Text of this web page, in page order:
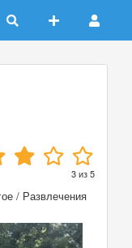
3из5
/ Развлечения